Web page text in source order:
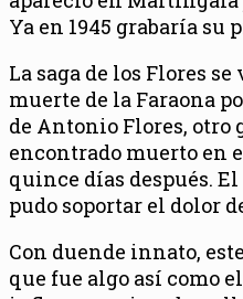
Ya en 1945 grabaría su
La saga de los Flores
muerte de la Faraona
de Antonio Flores, otro
encontrado muerto en
quince días después.
pudo soportar el dolor
Con duende innato,
que fue algo así como